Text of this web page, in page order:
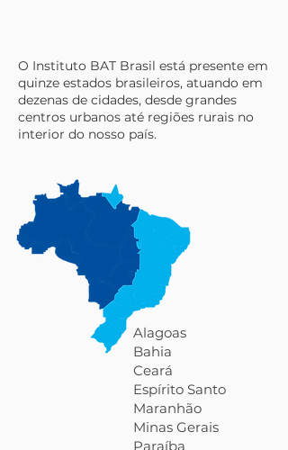
O Instituto BAT Brasil está presente em
quinze estados brasileiros, atuando em
dezenas de cidades, desde grandes
centros urbanos até regiões rurais no
interior do nosso país.
Alagoas
Bahia
Ceará
​​Espírito Santo
Maranhão
Minas Gerais
Paraíba